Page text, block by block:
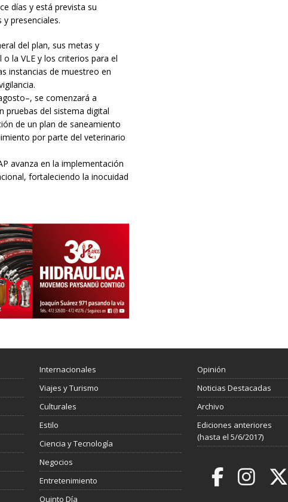
días y está prevista su
presenciales.
del plan, sus metas y
la VLE y los criterios para el
instancias de muestreo en
se comenzará a
pruebas del sistema digital
de un plan de saneamiento
por parte del veterinario
avanza en la implementación
fortaleciendo la inocuidad
Internacionales
Viajes y Turismo
Culturales
Estilo
Ciencia y Tecnología
Negocios
Entretenimiento
Quinto Día
Opinión
Noticias Destacadas
Archivo
Ediciones anteriores
(hasta el 5/6/2017)